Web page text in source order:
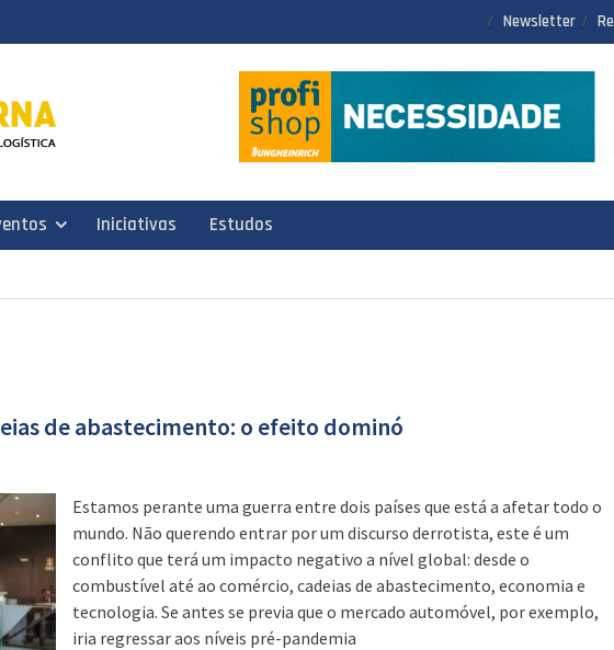
Newsletter
Iniciativas Estudos
de abastecimento: o efeito dominó
Estamos perante uma guerra entre dois países que está a afetar todo o
mundo. Não querendo entrar por um discurso derrotista, este é um
conflito que terá um impacto negativo a nível global: desde o
combustível até ao comércio, cadeias de abastecimento, economia e
tecnologia. Se antes se previa que o mercado automóvel, por exemplo,
iria regressar aos níveis pré-pandemia